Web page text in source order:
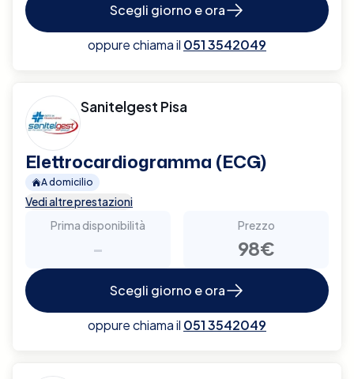
Scegli giorno e ora
oppure chiama il 051 3542049
Sanitelgest Pisa
Elettrocardiogramma (ECG)
A domicilio
Vedi altre prestazioni
Prima disponibilità
-
Prezzo
98€
Scegli giorno e ora
oppure chiama il 051 3542049